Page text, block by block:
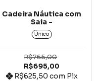
Cadeira Náutica com
Saia -
Único
R$765,00
R$695,00
R$625,50 com Pix